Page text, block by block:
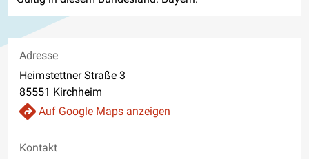
Adresse
Heimstettner Straße 3
85551 Kirchheim
Auf Google Maps anzeigen
Kontakt